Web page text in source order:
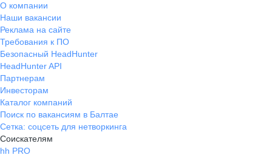
О компании
Наши вакансии
Реклама на сайте
Требования к ПО
Безопасный HeadHunter
HeadHunter API
Партнерам
Инвесторам
Каталог компаний
Поиск по вакансиям в Балтае
Сетка: соцсеть для нетворкинга
Соискателям
hh PRO